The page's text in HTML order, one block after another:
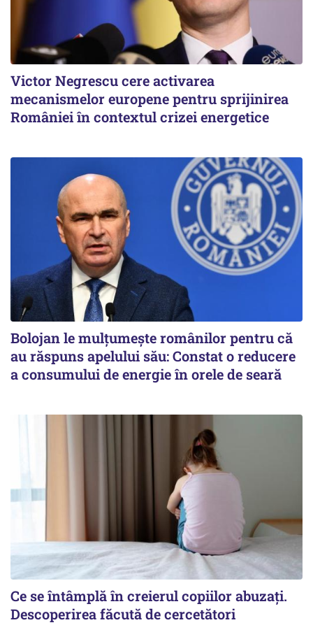
Victor Negrescu cere activarea
mecanismelor europene pentru sprijinirea
României în contextul crizei energetice
Bolojan le mulțumește românilor pentru că
au răspuns apelului său: Constat o reducere
a consumului de energie în orele de seară
Ce se întâmplă în creierul copiilor abuzați.
Descoperirea făcută de cercetători